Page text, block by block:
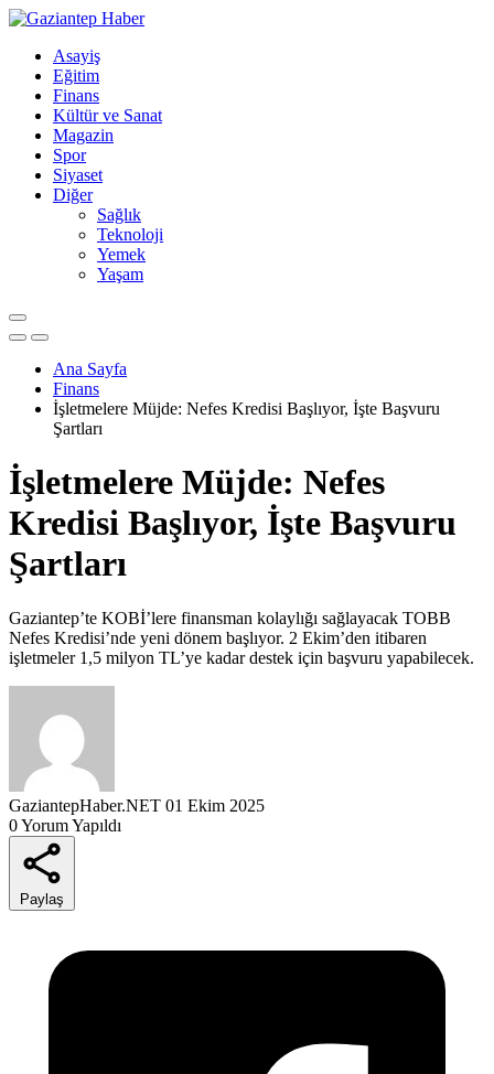
Asayiş
Eğitim
Finans
Kültür ve Sanat
Magazin
Spor
Siyaset
Diğer
Sağlık
Teknoloji
Yemek
Yaşam
Ana Sayfa
Finans
İşletmelere Müjde: Nefes Kredisi Başlıyor, İşte Başvuru
Şartları
İşletmelere Müjde: Nefes
Kredisi Başlıyor, İşte Başvuru
Şartları
Gaziantep’te KOBİ’lere finansman kolaylığı sağlayacak TOBB
Nefes Kredisi’nde yeni dönem başlıyor. 2 Ekim’den itibaren
işletmeler 1,5 milyon TL’ye kadar destek için başvuru yapabilecek.
GaziantepHaber.NET 01 Ekim 2025
0 Yorum Yapıldı
Paylaş